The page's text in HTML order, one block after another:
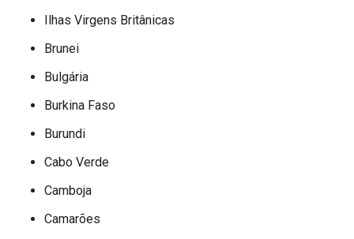
Ilhas Virgens Britânicas
Brunei
Bulgária
Burkina Faso
Burundi
Cabo Verde
Camboja
Camarões